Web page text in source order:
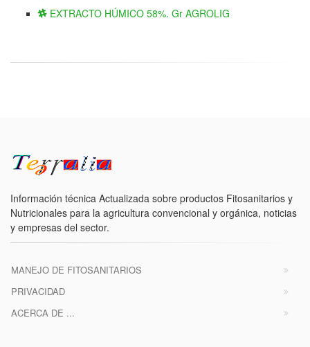
EXTRACTO HÚMICO 58%. Gr AGROLIG
Información técnica Actualizada sobre productos Fitosanitarios y
Nutricionales para la agricultura convencional y orgánica, noticias
y empresas del sector.
MANEJO DE FITOSANITARIOS
PRIVACIDAD
ACERCA DE ...